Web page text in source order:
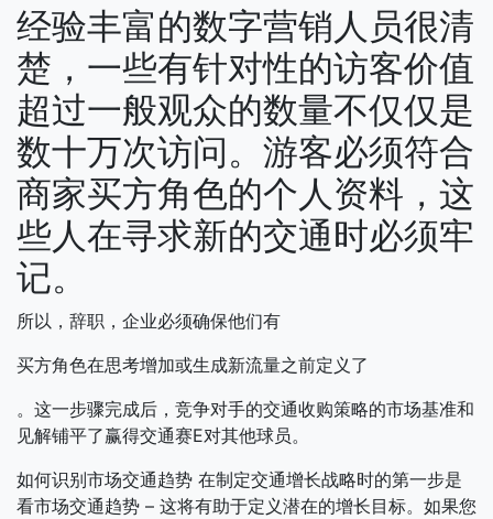
经验丰富的数字营销人员很清
楚，一些有针对性的访客价值
超过一般观众的数量不仅仅是
数十万次访问。游客必须符合
商家买方角色的个人资料，这
些人在寻求新的交通时必须牢
记。
所以，辞职，企业必须确保他们有
买方角色在思考增加或生成新流量之前定义了
。这一步骤完成后，竞争对手的交通收购策略的市场基准和
见解铺平了赢得交通赛E对其他球员。
如何识别市场交通趋势 在制定交通增长战略时的第一步是
看市场交通趋势 – 这将有助于定义潜在的增长目标。如果您